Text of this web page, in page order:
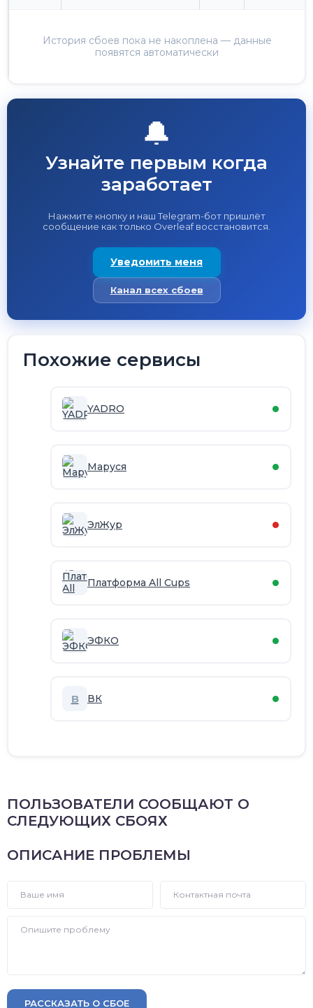
История сбоев пока не накоплена — данные
появятся автоматически
🔔
Узнайте первым когда
заработает
Нажмите кнопку и наш Telegram-бот пришлёт
сообщение как только Overleaf восстановится.
Уведомить меня
Канал всех сбоев
Похожие сервисы
YADRO
Маруся
ЭлЖур
Платформа All Cups
ЭФКО
В ВК
ПОЛЬЗОВАТЕЛИ СООБЩАЮТ О
СЛЕДУЮЩИХ СБОЯХ
ОПИСАНИЕ ПРОБЛЕМЫ
РАССКАЗАТЬ О СБОЕ